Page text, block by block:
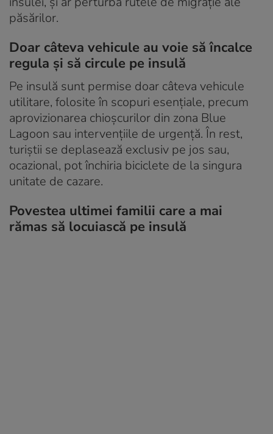
păsărilor.
Doar câteva vehicule au voie să încalce
regula și să circule pe insulă
Pe insulă sunt permise doar câteva vehicule
utilitare, folosite în scopuri esențiale, precum
aprovizionarea chioșcurilor din zona Blue
Lagoon sau intervențiile de urgență. În rest,
turiștii se deplasează exclusiv pe jos sau,
ocazional, pot închiria biciclete de la singura
unitate de cazare.
Povestea ultimei familii care a mai
rămas să locuiască pe insulă